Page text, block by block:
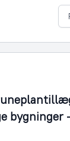
bygninger